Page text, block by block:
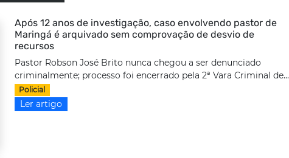
Após 12 anos de investigação, caso envolvendo pastor de
Maringá é arquivado sem comprovação de desvio de
recursos
Pastor Robson José Brito nunca chegou a ser denunciado
criminalmente; processo foi encerrado pela 2ª Vara Criminal de...
Policial
Ler artigo